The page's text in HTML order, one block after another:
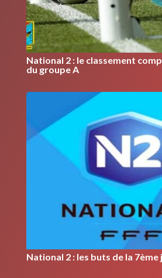
National 2 : le classement
du groupe A
National 2 : les buts de la